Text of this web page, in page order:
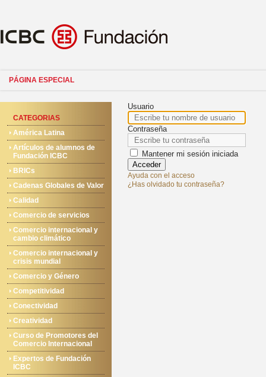
PÁGINA ESPECIAL
CATEGORIAS
América Latina
Artículos de alumnos de
Fundación ICBC
BRICs
Cadenas Globales de Valor
Calidad
Comercio de servicios
Comercio internacional y
cambio climático
Comercio internacional y
crisis mundial
Comercio y Género
Competitividad
Conectividad
Creatividad
Curso de Promotores del
Comercio Internacional
Expertos de Fundación
ICBC
Usuario
Contraseña
Mantener mi sesión iniciada
Acceder
Ayuda con el acceso
¿Has olvidado tu contraseña?